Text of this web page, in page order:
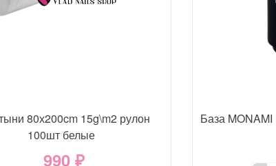
80х200cm 15g\m2 рулон
100шт белые
990 ₽
База